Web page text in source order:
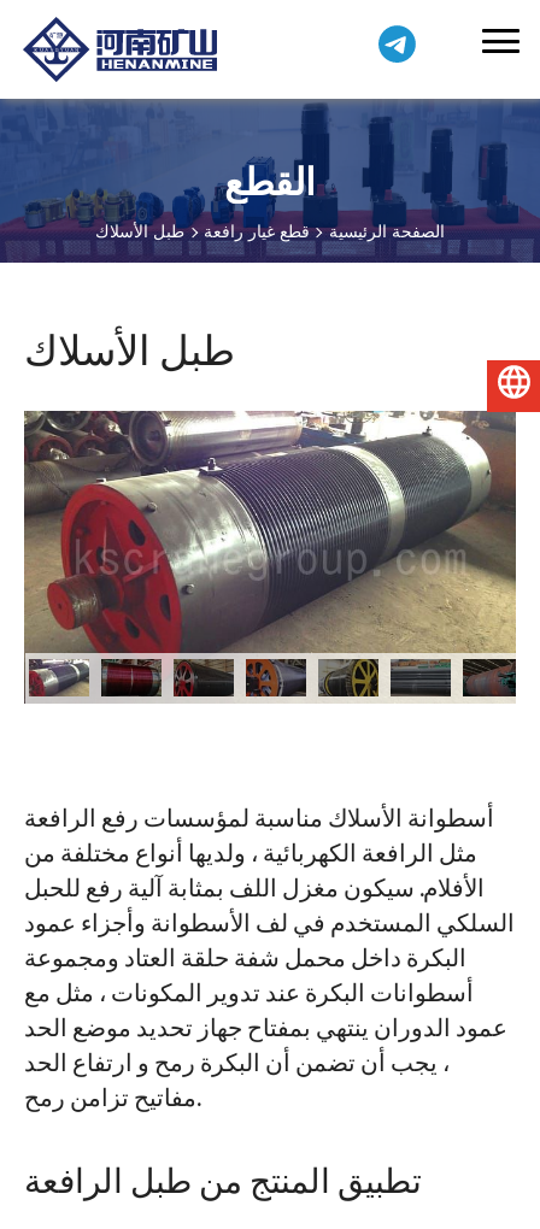
المدونات
أخبار
القطع
الصفحة الرئيسية قطع غيار رافعة طبل الأسلاك
طبل الأسلاك
أسطوانة الأسلاك مناسبة لمؤسسات رفع الرافعة
مثل الرافعة الكهربائية ، ولديها أنواع مختلفة من
الأفلام. سيكون مغزل اللف بمثابة آلية رفع للحبل
السلكي المستخدم في لف الأسطوانة وأجزاء عمود
البكرة داخل محمل شفة حلقة العتاد ومجموعة
أسطوانات البكرة عند تدوير المكونات ، مثل مع
عمود الدوران ينتهي بمفتاح جهاز تحديد موضع الحد
، يجب أن تضمن أن البكرة رمح و ارتفاع الحد
مفاتيح تزامن رمح.
تطبيق المنتج من طبل الرافعة
العربية